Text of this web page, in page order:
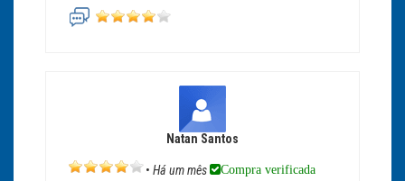
Natan Santos
• Há um mês Compra verificada